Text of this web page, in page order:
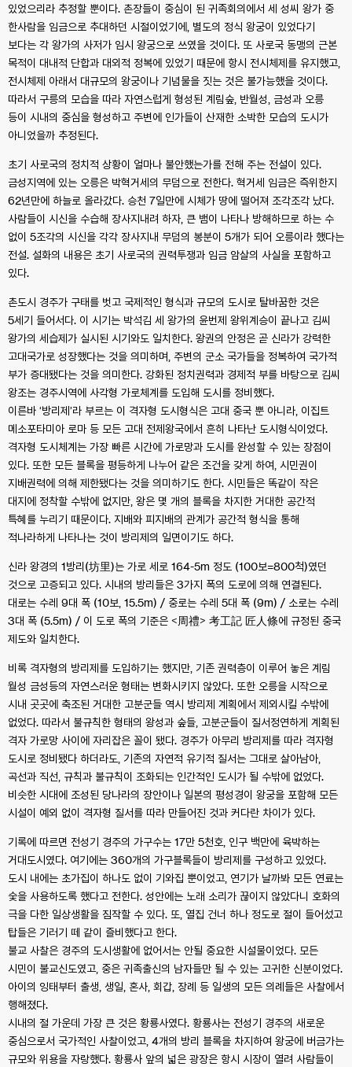
있었으리라 추정할 뿐이다. 촌장들이 중심이 된 귀족회의에서 세 성씨 왕가 중
한사람을 임금으로 추대하던 시절이었기에, 별도의 정식 왕궁이 있었다기
보다는 각 왕가의 사저가 임시 왕궁으로 쓰였을 것이다. 또 사로국 동맹의 근본
목적이 대내적 단합과 대외적 정복에 있었기 때문에 항시 전시체제를 유지했고,
전시체제 아래서 대규모의 왕궁이나 기념물을 짓는 것은 불가능했을 것이다.
따라서 구릉의 모습을 따라 자연스럽게 형성된 계림숲, 반월성, 금성과 오릉
등이 시내의 중심을 형성하고 주변에 인가들이 산재한 소박한 모습의 도시가
아니었을까 추정된다.
초기 사로국의 정치적 상황이 얼마나 불안했는가를 전해 주는 전설이 있다.
금성지역에 있는 오릉은 박혁거세의 무덤으로 전한다. 혁거세 임금은 즉위한지
62년만에 하늘로 올라갔다. 승천 7일만에 시체가 땅에 떨어져 조각조각 났다.
사람들이 시신을 수습해 장사지내려 하자, 큰 뱀이 나타나 방해하므로 하는 수
없이 5조각의 시신을 각각 장사지내 무덤의 봉분이 5개가 되어 오릉이라 했다는
전설. 설화의 내용은 초기 사로국의 권력투쟁과 임금 암살의 사실을 포함하고
있다.
촌도시 경주가 구태를 벗고 국제적인 형식과 규모의 도시로 탈바꿈한 것은
5세기 들어서다. 이 시기는 박석김 세 왕가의 윤번제 왕위계승이 끝나고 김씨
왕가의 세습제가 실시된 시기와도 일치한다. 왕권의 안정은 곧 신라가 강력한
고대국가로 성장했다는 것을 의미하며, 주변의 군소 국가들을 정복하여 국가적
부가 증대됐다는 것을 의미한다. 강화된 정치권력과 경제적 부를 바탕으로 김씨
왕조는 경주시역에 사각형 가로체계를 도입해 도시를 정비했다.
이른바 ‘방리제’라 부르는 이 격자형 도시형식은 고대 중국 뿐 아니라, 이집트
메소포타미아 로마 등 모든 고대 전제왕국에서 흔히 나타난 도시형식이었다.
격자형 도시체계는 가장 빠른 시간에 가로망과 도시를 완성할 수 있는 장점이
있다. 또한 모든 블록을 평등하게 나누어 같은 조건을 갖게 하여, 시민권이
지배권력에 의해 제한됐다는 것을 의미하기도 한다. 시민들은 똑같이 작은
대지에 정착할 수밖에 없지만, 왕은 몇 개의 블록을 차지한 거대한 공간적
특혜를 누리기 때문이다. 지배와 피지배의 관계가 공간적 형식을 통해
적나라하게 나타나는 것이 방리제의 일면이기도 하다.
신라 왕경의 1방리(坊里)는 가로 세로 164-5m 정도 (100보=800척)였던
것으로 고증되고 있다. 시내의 방리들은 3가지 폭의 도로에 의해 연결된다.
대로는 수레 9대 폭 (10보, 15.5m) / 중로는 수레 5대 폭 (9m) / 소로는 수레
3대 폭 (5.5m) / 이 도로 폭의 기준은 <周禮> 考工記 匠人條에 규정된 중국
제도와 일치한다.
비록 격자형의 방리제를 도입하기는 했지만, 기존 권력층이 이루어 놓은 계림
월성 금성등의 자연스러운 형태는 변화시키지 않았다. 또한 오릉을 시작으로
시내 곳곳에 축조된 거대한 고분군들 역시 방리제 계획에서 제외시킬 수밖에
없었다. 따라서 불규칙한 형태의 왕성과 숲들, 고분군들이 질서정연하게 계획된
격자 가로망 사이에 자리잡은 꼴이 됐다. 경주가 아무리 방리제를 따라 격자형
도시로 정비됐다 하더라도, 기존의 자연적 유기적 질서는 그대로 살아남아,
곡선과 직선, 규칙과 불규칙이 조화되는 인간적인 도시가 될 수밖에 없었다.
비슷한 시대에 조성된 당나라의 장안이나 일본의 평성경이 왕궁을 포함해 모든
시설이 예외 없이 격자형 질서를 따라 만들어진 것과 커다란 차이가 있다.
기록에 따르면 전성기 경주의 가구수는 17만 5천호, 인구 백만에 육박하는
거대도시였다. 여기에는 360개의 가구블록들이 방리제를 구성하고 있었다.
도시 내에는 초가집이 하나도 없이 기와집 뿐이었고, 연기가 날까봐 모든 연료는
숯을 사용하도록 했다고 전한다. 성안에는 노래 소리가 끊이지 않았다니 호화의
극을 다한 일상생활을 짐작할 수 있다. 또, 열집 건너 하나 정도로 절이 들어섰고
탑들은 기러기 떼 같이 즐비했다고 한다.
불교 사찰은 경주의 도시생활에 없어서는 안될 중요한 시설물이었다. 모든
시민이 불교신도였고, 중은 귀족출신의 남자들만 될 수 있는 고귀한 신분이었다.
아이의 잉태부터 출생, 생일, 혼사, 회갑, 장례 등 일생의 모든 의례들은 사찰에서
행해졌다.
시내의 절 가운데 가장 큰 것은 황룡사였다. 황룡사는 전성기 경주의 새로운
중심으로서 국가적인 사찰이었고, 4개의 방리 블록을 차지하여 왕궁에 버금가는
규모와 위용을 자랑했다. 황룡사 앞의 넓은 광장은 항시 시장이 열려 사람들이